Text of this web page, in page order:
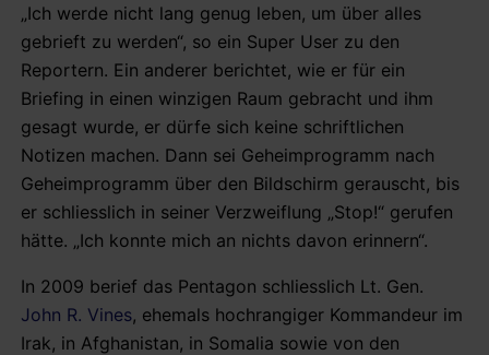
„Ich werde nicht lang genug leben, um über alles
gebrieft zu werden“, so ein Super User zu den
Reportern. Ein anderer berichtet, wie er für ein
Briefing in einen winzigen Raum gebracht und ihm
gesagt wurde, er dürfe sich keine schriftlichen
Notizen machen. Dann sei Geheimprogramm nach
Geheimprogramm über den Bildschirm gerauscht, bis
er schliesslich in seiner Verzweiflung „Stop!“ gerufen
hätte. „Ich konnte mich an nichts davon erinnern“.
In 2009 berief das Pentagon schliesslich Lt. Gen.
John R. Vines, ehemals hochrangiger Kommandeur im
Irak, in Afghanistan, in Somalia sowie von den